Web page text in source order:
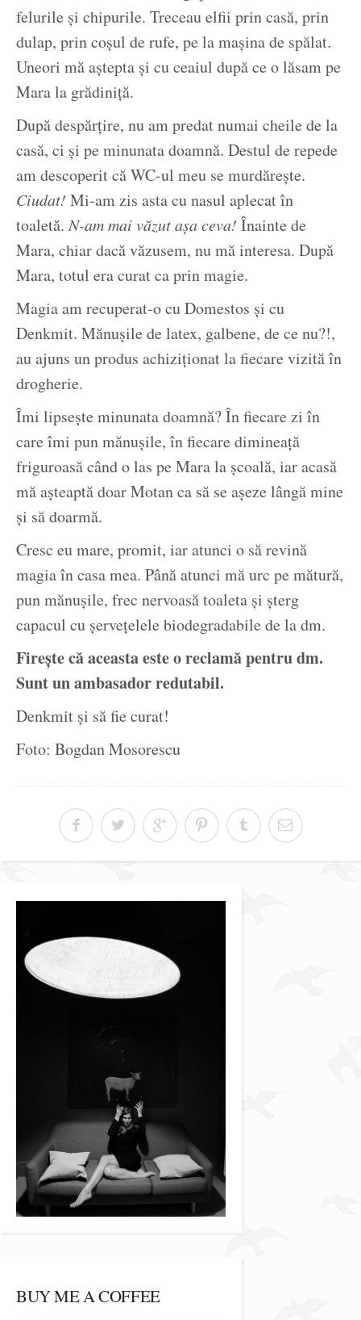
felurile și chipurile. Treceau elfii prin casă, prin
dulap, prin coșul de rufe, pe la mașina de spălat.
Uneori mă aștepta și cu ceaiul după ce o lăsam pe
Mara la grădiniță.
După despărțire, nu am predat numai cheile de la
casă, ci și pe minunata doamnă. Destul de repede
am descoperit că WC-ul meu se murdărește.
Ciudat! Mi-am zis asta cu nasul aplecat în
toaletă.N-am mai văzut așa ceva! Înainte de
Mara, chiar dacă văzusem, nu mă interesa. După
Mara, totul era curat ca prin magie.
Magia am recuperat-o cu Domestos și cu
Denkmit. Mănușile de latex, galbene, de ce nu?!,
au ajuns un produs achiziționat la fiecare vizită în
drogherie.
Îmi lipsește minunata doamnă? În fiecare zi în
care îmi pun mănușile, în fiecare dimineață
friguroasă când o las pe Mara la școală, iar acasă
mă așteaptă doar Motan ca să se așeze lângă mine
și să doarmă.
Cresc eu mare, promit, iar atunci o să revină
magia în casa mea. Până atunci mă urc pe mătură,
pun mănușile, frec nervoasă toaleta și șterg
capacul cu șervețelele biodegradabile de la dm.
Firește că aceasta este o reclamă pentru dm.
Sunt un ambasador redutabil.
Denkmit și să fie curat!
Foto: Bogdan Mosorescu
BUY ME A COFFEE